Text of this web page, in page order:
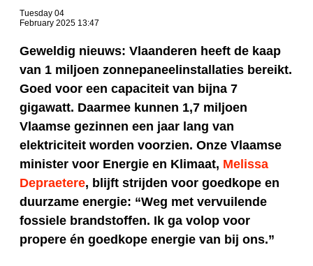
Tuesday 04
February 2025 13:47
Geweldig nieuws: Vlaanderen heeft de kaap
van 1 miljoen zonnepaneelinstallaties bereikt.
Goed voor een capaciteit van bijna 7
gigawatt. Daarmee kunnen 1,7 miljoen
Vlaamse gezinnen een jaar lang van
elektriciteit worden voorzien. Onze Vlaamse
minister voor Energie en Klimaat, Melissa
Depraetere, blijft strijden voor goedkope en
duurzame energie: “Weg met vervuilende
fossiele brandstoffen. Ik ga volop voor
propere én goedkope energie van bij ons.”